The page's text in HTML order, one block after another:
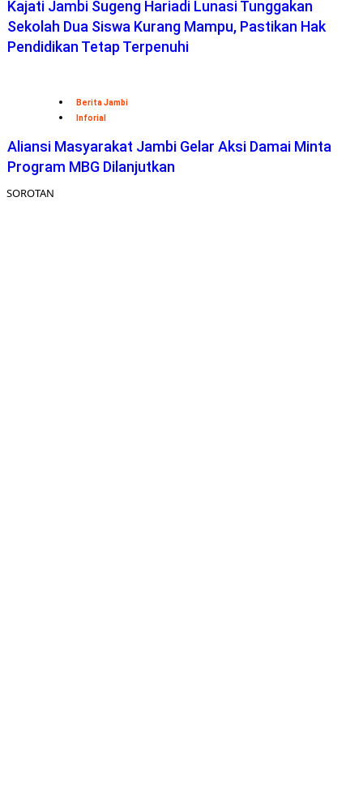
Kajati Jambi Sugeng Hariadi Lunasi Tunggakan
Sekolah Dua Siswa Kurang Mampu, Pastikan Hak
Pendidikan Tetap Terpenuhi
Berita Jambi
Inforial
Aliansi Masyarakat Jambi Gelar Aksi Damai Minta
Program MBG Dilanjutkan
SOROTAN